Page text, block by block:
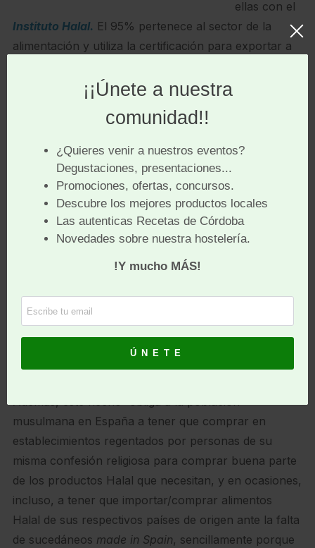
ellas con el
Instituto Halal. El 95% pertenece al sector de la
alimentación y utiliza la certificación para exportar a
certificación en condición sine qua nonpara poder
Este hecho, dificulta enormemente el día a día de la
población musulmana en nuestro país, así como el de
los turistas musulmanes que nos visitan cada año. En
el primer caso, la ausencia de productos Halal en los
supermercados españoles obliga a éstos a tener que
visitar/recorrer diferentes superficies comerciales
El rango de productos Halal disponibles es muy
pequeño, y éstos no se pueden encontrar/comprar
Además, este hecho “obliga a la población
musulmana en España a tener que comprar en
establecimientos regentados por personas de su
misma confesión religiosa para comprar buena parte
de los productos Halal que necesitan, y en ocasiones,
incluso, a tener que importar/comprar alimentos
Halal de sus respectivos países de origen ante la falta
de sucedáneos made in Spain, sencillamente porque